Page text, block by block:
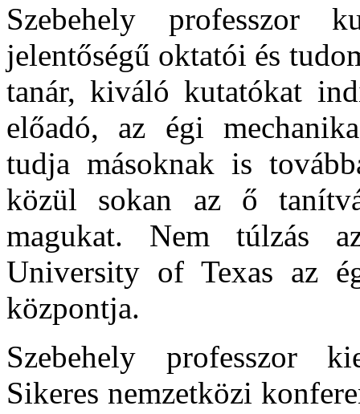
Szebehely professzor
jelentőségű oktatói és
tanár, kiváló kutatókat
előadó, az égi
tudja másoknak is
közül sokan az ő
magukat. Nem túlzás
University of Texas az
központja.
Szebehely professzor
Sikeres nemzetközi